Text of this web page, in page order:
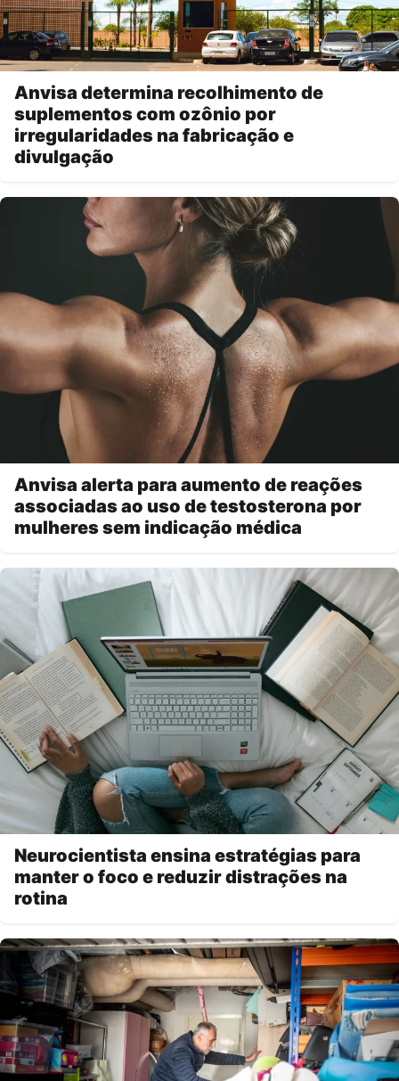
Anvisa determina recolhimento de
suplementos com ozônio por
irregularidades na fabricação e
divulgação
Anvisa alerta para aumento de reações
associadas ao uso de testosterona por
mulheres sem indicação médica
Neurocientista ensina estratégias para
manter o foco e reduzir distrações na
rotina